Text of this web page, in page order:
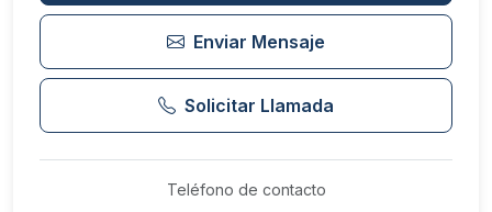
Enviar Mensaje
Solicitar Llamada
Teléfono de contacto